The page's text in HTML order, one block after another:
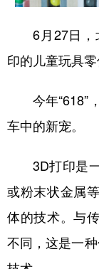
6月27日，
印的儿童玩具零
今年“618”，
车中的新宠。
3D打印是一
或粉末状金属
体的技术。与
不同，这是一